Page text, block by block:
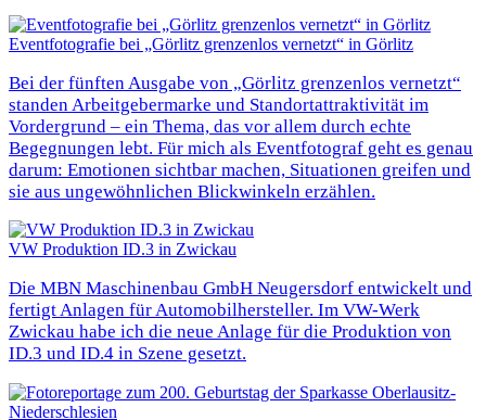
Eventfotografie bei „Görlitz grenzenlos vernetzt“ in Görlitz
Bei der fünften Ausgabe von „Görlitz grenzenlos vernetzt“
standen Arbeitgebermarke und Standortattraktivität im
Vordergrund – ein Thema, das vor allem durch echte
Begegnungen lebt. Für mich als Eventfotograf geht es genau
darum: Emotionen sichtbar machen, Situationen greifen und
sie aus ungewöhnlichen Blickwinkeln erzählen.
VW Produktion ID.3 in Zwickau
Die MBN Maschinenbau GmbH Neugersdorf entwickelt und
fertigt Anlagen für Automobilhersteller. Im VW-Werk
Zwickau habe ich die neue Anlage für die Produktion von
ID.3 und ID.4 in Szene gesetzt.